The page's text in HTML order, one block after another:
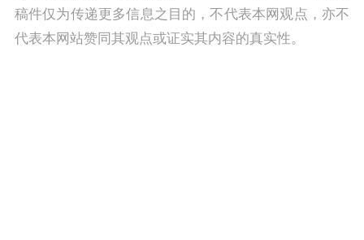
稿件仅为传递更多信息之目的，不代表本网观点，亦不
代表本网站赞同其观点或证实其内容的真实性。